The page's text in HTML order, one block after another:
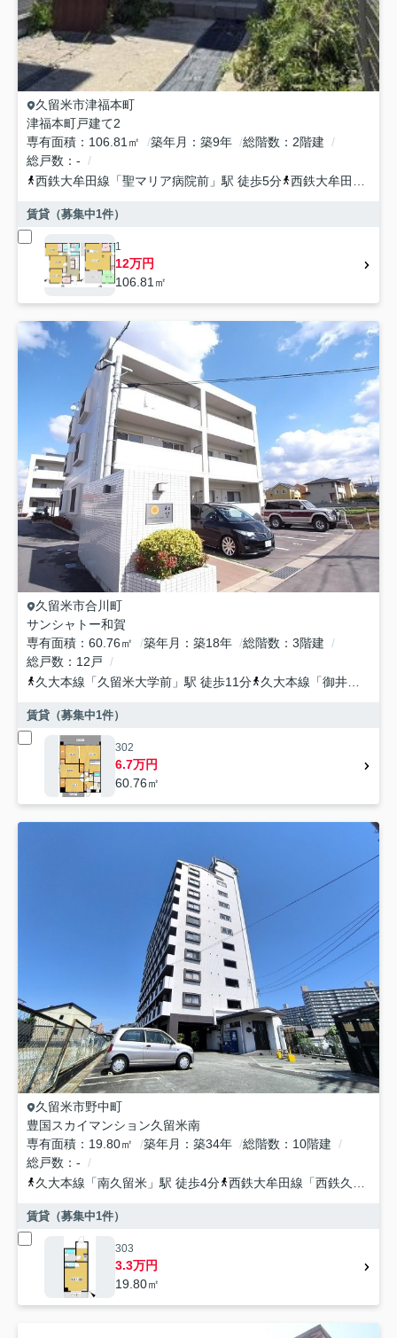
久留米市津福本町
津福本町戸建て2
専有面積
106.81㎡ 築年月 築9年 総階数
2階建
総戸数
-
西鉄大牟田線 「聖マリア病院前 」駅 徒歩5分 西鉄大牟田線
賃貸（募集中1件）
1
12万円
106.81㎡
久留米市合川町
サンシャトー和賀
専有面積
60.76㎡ 築年月 築18年 総階数
3階建
総戸数
12戸
久大本線 「久留米大学前 」駅 徒歩11分 久大本線 「御井
賃貸（募集中1件）
302
6.7万円
60.76㎡
久留米市野中町
豊国スカイマンション久留米南
専有面積
19.80㎡ 築年月 築34年 総階数
10階建
総戸数
-
久大本線 「南久留米 」駅 徒歩4分 西鉄大牟田線 「西鉄久留米
賃貸（募集中1件）
303
3.3万円
19.80㎡